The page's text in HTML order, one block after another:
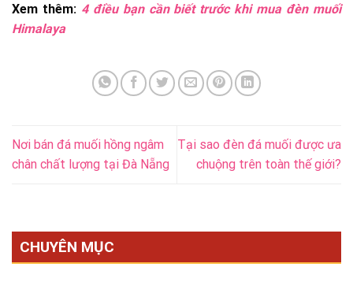
Xem thêm: 4 điều bạn cần biết trước khi mua đèn muối
Himalaya
Nơi bán đá muối hồng ngâm
chân chất lượng tại Đà Nẵng
Tại sao đèn đá muối được ưa
chuộng trên toàn thế giới?
CHUYÊN MỤC